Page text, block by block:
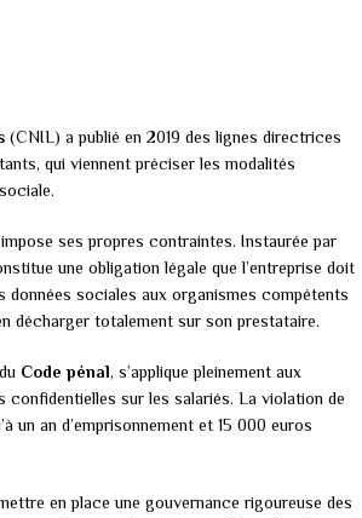
(CNIL) a publié en 2019 des lignes directrices
qui viennent préciser les modalités
ses propres contraintes. Instaurée par
une obligation légale que l’entreprise doit
sociales aux organismes compétents
décharger totalement sur son prestataire.
Code pénal, s’applique pleinement aux
sur les salariés. La violation de
un an d’emprisonnement et 15 000 euros
en place une gouvernance rigoureuse des